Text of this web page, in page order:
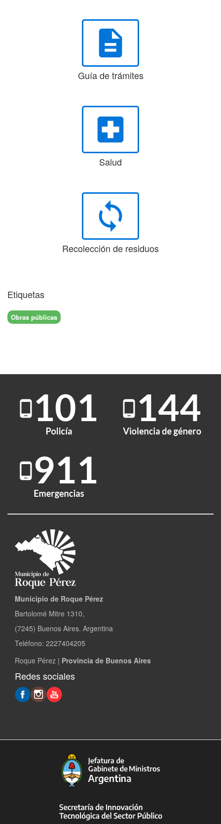
description
Guía de trámites
local_hospital
Salud
loop
Recolección de residuos
Etiquetas
Obras públicas
Municipio de Roque Pérez
Bartolomé Mitre 1310,
(7245) Buenos Aires. Argentina
Teléfono: 2227404205
Roque Pérez | Provincia de Buenos Aires
Redes sociales